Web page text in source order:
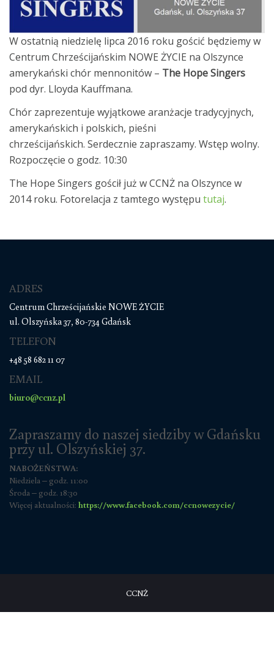
W ostatnią niedzielę lipca 2016 roku gościć będziemy w
Centrum Chrześcijańskim NOWE ŻYCIE na Olszynce
amerykański chór mennonitów – The Hope Singers
pod dyr. Lloyda Kauffmana.
Chór zaprezentuje wyjątkowe aranżacje tradycyjnych,
amerykańskich i polskich, pieśni
chrześcijańskich. Serdecznie zapraszamy. Wstęp wolny.
Rozpoczęcie o godz. 10:30
The Hope Singers gościł już w CCNŻ na Olszynce w
2014 roku. Fotorelacja z tamtego występu tutaj.
ADRES
Centrum Chrześcijańskie NOWE ŻYCIE
ul. Olszyńska 37, 80-734 Gdańsk
TELEFON
+48 58 682 11 07
EMAIL
biuro@ccnz.pl
Zapraszamy do naszej siedziby w Gdańsku
przy ul. Olszyńskiej 37.
NABOŻEŃSTWA:
Niedziela – godz. 11:00
Środa – godz. 18:30
Więcej aktualności: https://www.facebook.com/ccnowezycie/
CCNŻ